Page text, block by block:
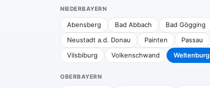
NIEDERBAYERN
Abensberg Bad Abbach Bad Gögging
Neustadt a.d. Donau
Painten Passau
Vilsbiburg
Volkenschwand Weltenburg
OBERBAYERN